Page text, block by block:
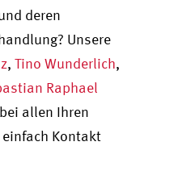
deren
Unsere
,Tino Wunderlich,
Raphael
allen Ihren
Kontakt